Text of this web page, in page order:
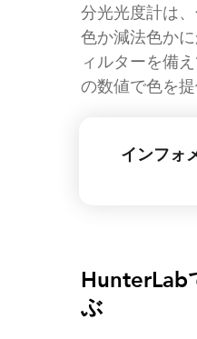
分光光度計は
色か減法色か
ィルターを備
の数値で色を提
インフォ
HunterLab
ぶ